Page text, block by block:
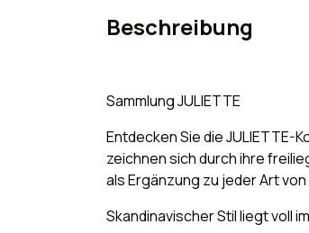
Beschreibung
Sammlung JULIETTE
Entdecken Sie die JULIETTE-
zeichnen sich durch ihre
als Ergänzung zu jeder Art
Skandinavischer Stil liegt voll